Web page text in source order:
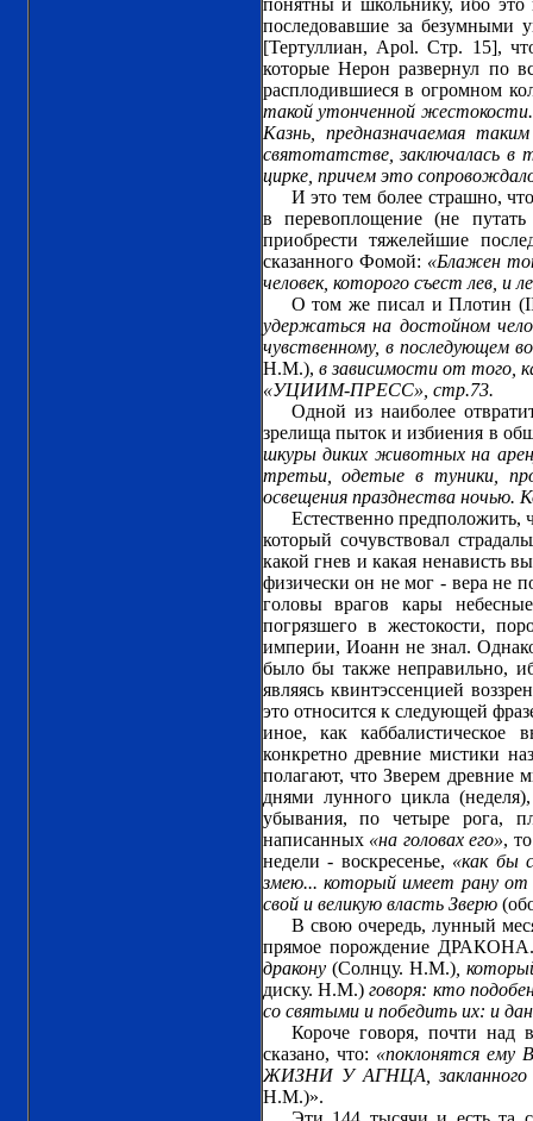
последовавшие за безумными
[Тертуллиан, Apol. Стр. 15],
которые Нерон развернул по
расплодившиеся в огромном
такой утонченной
Казнь, предназначаемая
святотатстве, заключалась в
цирке, причем это
И это тем более страшно,
в перевоплощение (не
приобрести тяжелейшие
сказанного Фомой: «Блажен
человек, которого съест лев, и
О том же писал и Плотин
удержаться на достойном
чувственному, в
Н.М.), в зависимости от того,
«УЦИИМ-ПРЕСС», стр.73.
Одной из наиболее
зрелища пыток и избиения в
шкуры диких животных на
третьи, одетые в туники,
освещения празднества
Естественно предположить,
который сочувствовал
какой гнев и какая ненависть
физически он не мог - вера не
головы врагов кары
погрязшего в жестокости,
империи, Иоанн не знал.
было бы также неправильно,
являясь квинтэссенцией
это относится к следующей
иное, как каббалистическое
конкретно древние мистики
полагают, что Зверем
днями лунного цикла
убывания, по четыре рога,
написанных «на головах его»,
недели - воскресенье, «как бы
змею... который имеет рану от
свой и великую власть Зверю
В свою очередь, лунный
прямое порождение
дракону (Солнцу. Н.М.),
диску. Н.М.)говоря: кто
со святыми и победить их: и
Короче говоря, почти над
сказано, что: «поклонятся
ЖИЗНИ У АГНЦА, закланного
Н.М.)».